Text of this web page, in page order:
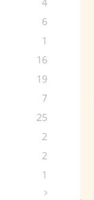
6
1
16
19
7
25
2
2
1